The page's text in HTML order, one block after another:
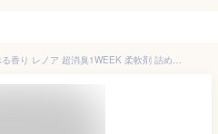
＼激アツ価格！／【単品】選べる香り レノア 超消臭1WEEK 柔軟剤 詰め替え 1380ml 1510ml 送料無料 柔軟剤 1週間 タオル 寝具 衣類 汗臭・生乾き臭・体臭 消臭長持ち 抗菌 花粉ブロック つめかえ用 P&G 【D】